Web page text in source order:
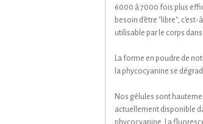
6000 à 7000 fois plus
besoin d'être "libre",
utilisable par le corps
La forme en poudre de
la phycocyanine se
Nos gélules sont
actuellement disponible
phycocyanine. La